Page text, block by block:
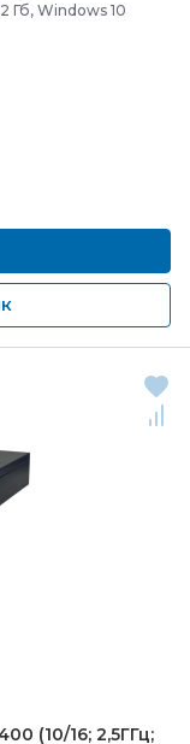
Гб, Windows 10
(10/16; 2,5ГГц;